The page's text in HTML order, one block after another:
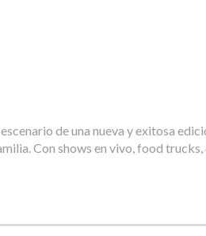
de una nueva y exitosa
Con shows en vivo, food